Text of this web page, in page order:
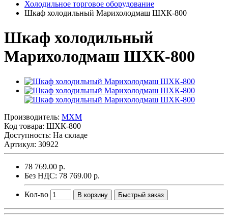
Холодильное торговое оборудование
Шкаф холодильный Марихолодмаш ШХК-800
Шкаф холодильный
Марихолодмаш ШХК-800
Производитель: MXM
Код товара: ШХК-800
Доступность: На складе
Артикул: 30922
78 769.00 р.
Без НДС: 78 769.00 р.
Кол-во В корзину Быстрый заказ